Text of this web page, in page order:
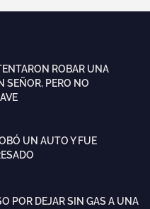
ROBAR UNA
SEÑOR, PERO NO
UN AUTO Y FUE
POR DEJAR SIN GAS A UNA